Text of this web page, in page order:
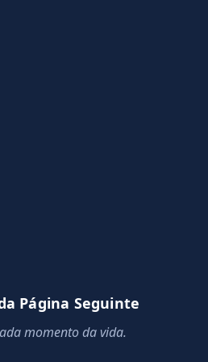
Página Seguinte
momento da vida.